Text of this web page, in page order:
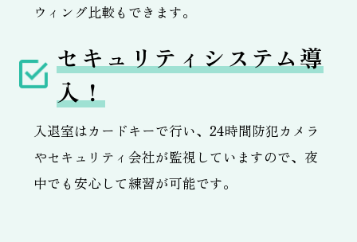
ウィング比較もできます。
セキュリティシステム導
入！
入退室はカードキーで行い、24時間防犯カメラ
やセキュリティ会社が監視していますので、夜
中でも安心して練習が可能です。